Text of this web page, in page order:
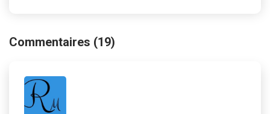
Commentaires (19)